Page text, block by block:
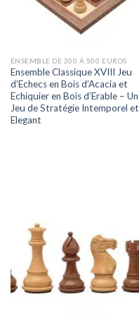
ENSEMBLE DE 200 À 500 EUROS
Ensemble Classique XVIII Jeu
d’Echecs en Bois d’Acacia et
Echiquier en Bois d’Erable – Un
Jeu de Stratégie Intemporel et
Elegant